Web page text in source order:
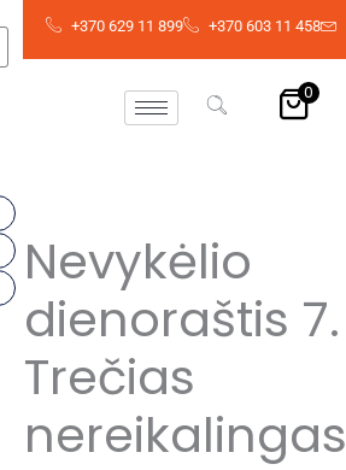
Pereiti
+370 629 11 899 +370 603 11 458
0
Nevykėlio
dienoraštis 7.
Trečias
nereikalingas